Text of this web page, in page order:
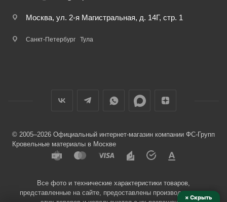
Москва, ул. 2-я Магистральная, д. 14Г, стр. 1
Санкт-Петербург Тула
© 2005–2026 Официальный интернет-магазин компании ФС-Групп
Кровельные материалы в Москве
Все фото и технические характеристики товаров,
представленные на сайте, предоставлены производителями
× Скрыть